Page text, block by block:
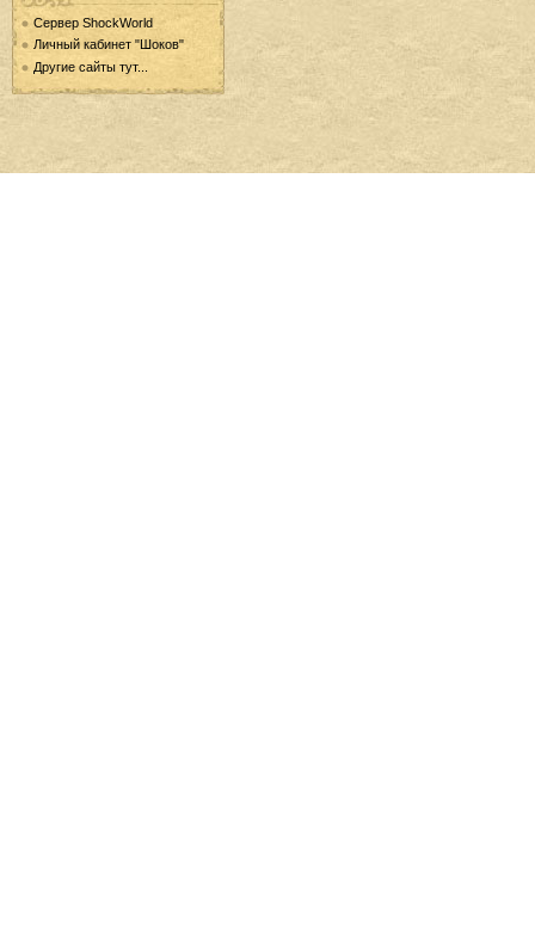
Сервер ShockWorld
Личный кабинет "Шоков"
Другие сайты тут...